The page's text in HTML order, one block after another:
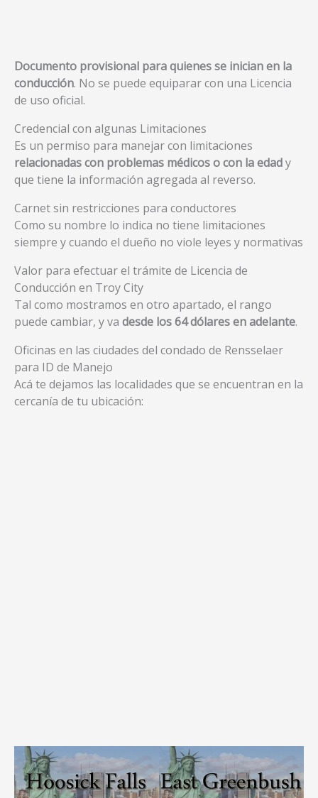
Documento provisional para quienes se inician en la
conducción. No se puede equiparar con una Licencia
de uso oficial.
Credencial con algunas Limitaciones
Es un permiso para manejar con limitaciones
relacionadas con problemas médicos o con la edady
que tiene la información agregada al reverso.
Carnet sin restricciones para conductores
Como su nombre lo indica no tiene limitaciones
siempre y cuando el dueño no viole leyes y normativas
Valor para efectuar el trámite de Licencia de
Conducción en Troy City
Tal como mostramos en otro apartado, el rango
puede cambiar, y va desde los 64 dólares en adelante.
Oficinas en las ciudades del condado de Rensselaer
para ID de Manejo
Acá te dejamos las localidades que se encuentran en la
cercanía de tu ubicación: